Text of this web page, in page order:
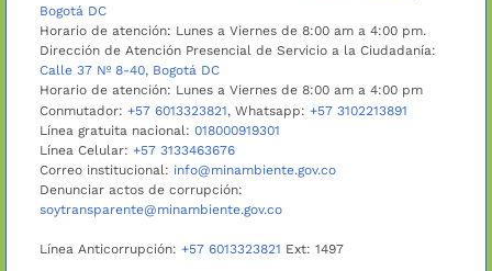
Bogotá DC
Horario de atención: Lunes a Viernes de 8:00 am a 4:00 pm.
Dirección de Atención Presencial de Servicio a la Ciudadanía:
Calle 37 Nº 8-40, Bogotá DC
Horario de atención: Lunes a Viernes de 8:00 am a 4:00 pm
Conmutador: +57 6013323821, Whatsapp: +57 3102213891
Línea gratuita nacional: 018000919301
Línea Celular: +57 3133463676
Correo institucional: info@minambiente.gov.co
Denunciar actos de corrupción:
soytransparente@minambiente.gov.co
Línea Anticorrupción: +57 6013323821 Ext: 1497